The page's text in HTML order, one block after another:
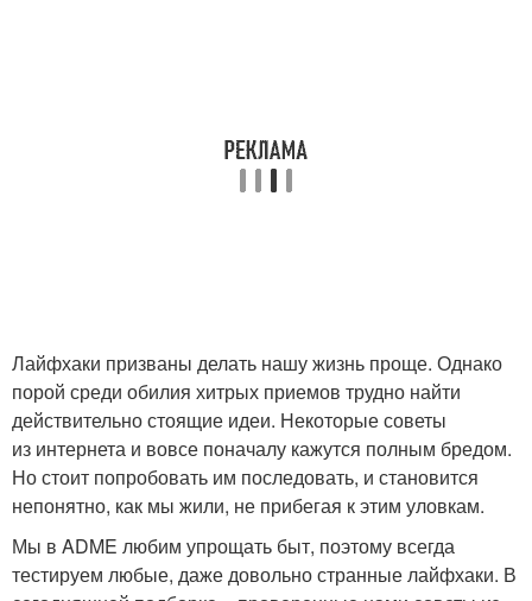
Лайфхаки для женщин Лайфхаки для девушек
Универсальные
лайфхаки
Лайфхаки призваны делать нашу жизнь проще. Однако
порой среди обилия хитрых приемов трудно найти
действительно стоящие идеи. Некоторые советы
из интернета и вовсе поначалу кажутся полным бредом.
Но стоит попробовать им последовать, и становится
непонятно, как мы жили, не прибегая к этим уловкам.
Мы в ADME любим упрощать быт, поэтому всегда
тестируем любые, даже довольно странные лайфхаки. В